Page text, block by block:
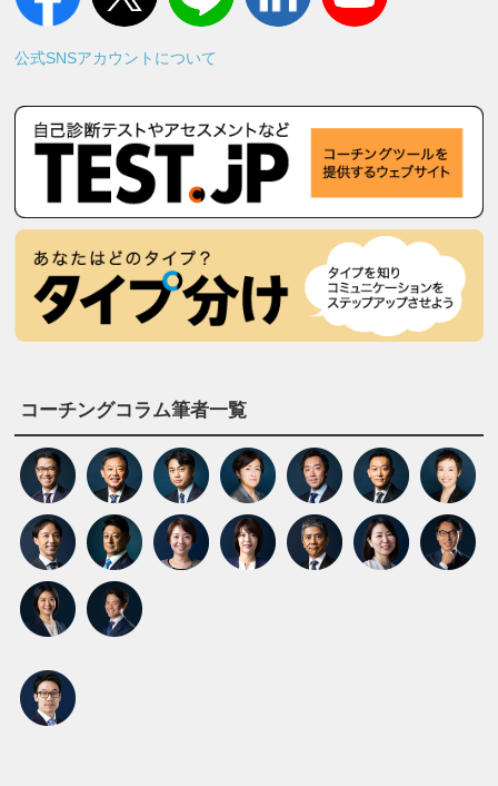
公式SNSアカウントについて
コーチングコラム筆者一覧